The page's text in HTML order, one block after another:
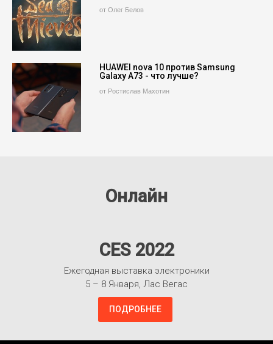
от Олег Белов
HUAWEI nova 10 против Samsung
Galaxy A73 - что лучше?
от Ростислав Махотин
Онлайн
CES 2022
Ежегодная выставка электроники
5 – 8 Января, Лас Вегас
ПОДРОБНЕЕ